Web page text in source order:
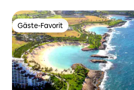
Gäste-Favorit
Gäste-Favorit